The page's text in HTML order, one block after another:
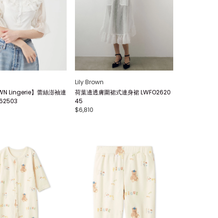
Lingerie】蕾絲澎袖連
Lily Brown
荷葉邊透膚圍裙式連身裙 LWFO2620
45
$6,810